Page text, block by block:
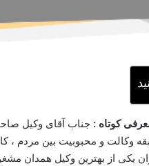
کوتاه : جناب آقای وکیل
وکالت و محبوبیت بین مردم
یکی از بهترین وکیل همدان